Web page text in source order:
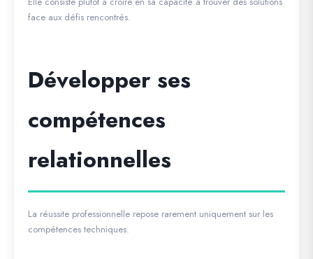
face aux défis rencontrés.
Développer ses
compétences
relationnelles
La réussite professionnelle repose rarement uniquement sur les
compétences techniques.